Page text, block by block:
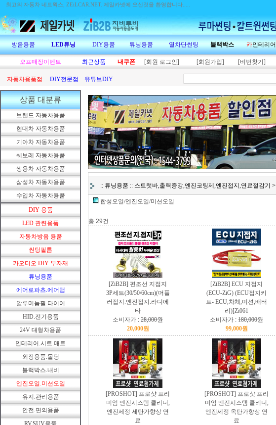
최고의 자동차 네트웍스, ZEiLCAR.NET. 제일카넷에 오신것을 환영합니다.....
방음용품 LED튜닝 DIY용품 튜닝용품 열차단썬팅 블랙박스 카인테리어
오프매장이벤트 최근상품 내쿠폰 [회원 로그인] [회원가입] [비번찾기]
자동차용품점 DIY전문점 유튜브DIY
상품 대분류
브랜드 자동차용품
현대차 자동차용품
기아차 자동차용품
쉐보레 자동차용품
쌍용차 자동차용품
삼성차 자동차용품
수입차 자동차용품
DIY 용품
LED 관련용품
자동차방음 용품
썬팅필름
카오디오 DIY 부자재
튜닝용품
에어로파츠.에어댐
알루미늄휠.타이어
HID.전기용품
24V 대형차용품
인테리어.시트.매트
외장용품.몰딩
블랙박스.내비
엔진오일.미션오일
유지.관리용품
안전.편의용품
RV.SUV용품
:: 튜닝용품 :: 스트럿바,출력증강,엔진코팅제,엔진접지,연료절감기 >
합성오일/엔진오일/미션오일
총 29건
[ZiB2B] 편조선 지접지
3P세트(30/50/60cm)(머플
러접지.엔진접지.라디에
타
소비자가 : 28,000원
20,000원
[ZiB2B] ECU 지접지
(ECU-ZiG) (ECU접지키
트- ECU,차체,미션,배터
리)[Zi061
소비자가 : 180,000원
99,000원
[PROSHOT] 프로샷 프리
미엄 엔진시스템 클리너,
엔진세정 세탄가향상 연
료
[PROSHOT] 프로샷 프리
미엄 엔진시스템 클리너,
엔진세정 옥탄가향상 연
료